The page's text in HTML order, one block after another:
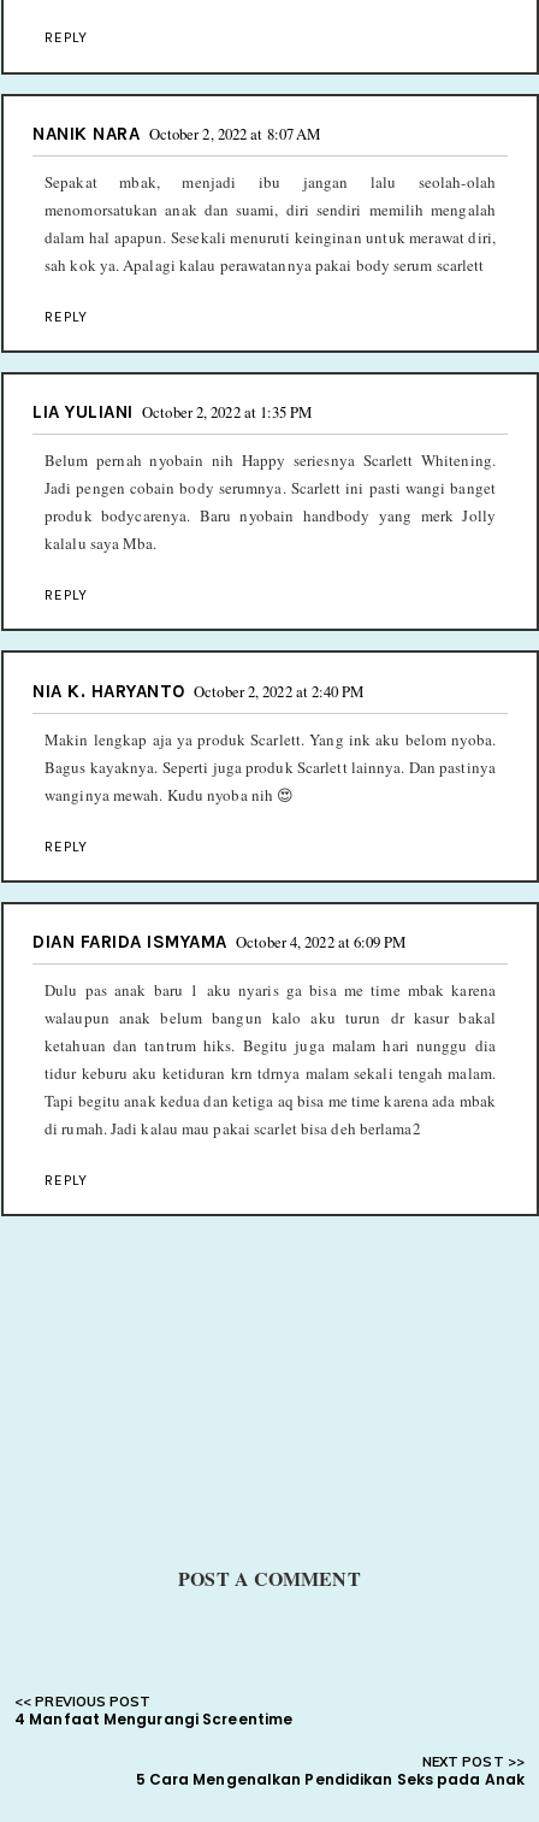
REPLY
NANIK NARA October 2, 2022 at 8:07 AM
Sepakat mbak, menjadi ibu jangan lalu seolah-olah
menomorsatukan anak dan suami, diri sendiri memilih mengalah
dalam hal apapun. Sesekali menuruti keinginan untuk merawat diri,
sah kok ya. Apalagi kalau perawatannya pakai body serum scarlett
REPLY
LIA YULIANI October 2, 2022 at 1:35 PM
Belum pernah nyobain nih Happy seriesnya Scarlett Whitening.
Jadi pengen cobain body serumnya. Scarlett ini pasti wangi banget
produk bodycarenya. Baru nyobain handbody yang merk Jolly
kalalu saya Mba.
REPLY
NIA K. HARYANTO October 2, 2022 at 2:40 PM
Makin lengkap aja ya produk Scarlett. Yang ink aku belom nyoba.
Bagus kayaknya. Seperti juga produk Scarlett lainnya. Dan pastinya
wanginya mewah. Kudu nyoba nih 😍
REPLY
DIAN FARIDA ISMYAMA October 4, 2022 at 6:09 PM
Dulu pas anak baru 1 aku nyaris ga bisa me time mbak karena
walaupun anak belum bangun kalo aku turun dr kasur bakal
ketahuan dan tantrum hiks. Begitu juga malam hari nunggu dia
tidur keburu aku ketiduran krn tdrnya malam sekali tengah malam.
Tapi begitu anak kedua dan ketiga aq bisa me time karena ada mbak
di rumah. Jadi kalau mau pakai scarlet bisa deh berlama2
REPLY
POST A COMMENT
4 Manfaat Mengurangi Screentime
5 Cara Mengenalkan Pendidikan Seks pada Anak